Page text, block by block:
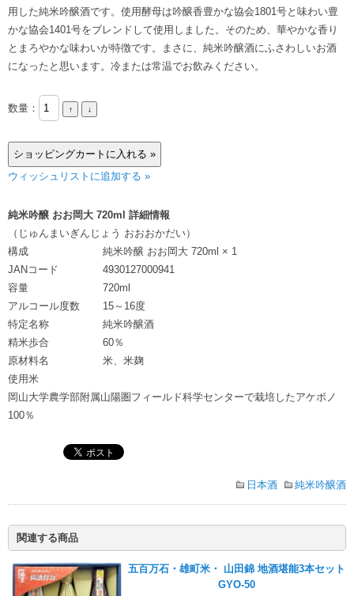
用した純米吟醸酒です。使用酵母は吟醸香豊かな協会1801号と味わい豊
かな協会1401号をブレンドして使用しました。そのため、華やかな香り
とまろやかな味わいが特徴です。まさに、純米吟醸酒にふさわしいお酒
になったと思います。冷または常温でお飲みください。
数量：
ウィッシュリストに追加する »
純米吟醸 おお岡大 720ml 詳細情報
（じゅんまいぎんじょう おおおかだい）
構成
純米吟醸 おお岡大 720ml × 1
JANコード
4930127000941
容量
720ml
アルコール度数
15～16度
特定名称
純米吟醸酒
精米歩合
60％
原材料名
米、米麹
使用米
岡山大学農学部附属山陽圏フィールド科学センターで栽培したアケボノ
100％
日本酒 純米吟醸酒
関連する商品
五百万石・雄町米・ 山田錦 地酒堪能3本セット
GYO-50